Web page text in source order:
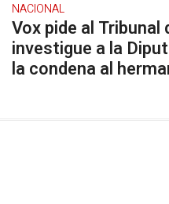
NACIONAL
Vox pide al Tribunal
investigue a la
la condena al